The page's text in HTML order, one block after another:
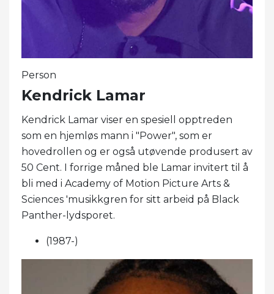
Person
Kendrick Lamar
Kendrick Lamar viser en spesiell opptreden
som en hjemløs mann i "Power", som er
hovedrollen og er også utøvende produsert av
50 Cent. I forrige måned ble Lamar invitert til å
bli med i Academy of Motion Picture Arts &
Sciences 'musikkgren for sitt arbeid på Black
Panther-lydsporet.
(1987-)